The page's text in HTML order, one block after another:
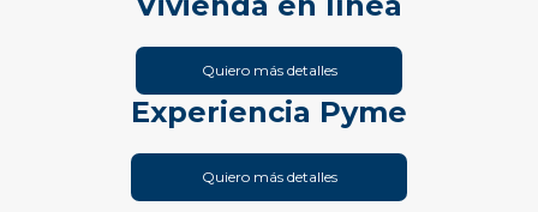
Quiero más detalles
Experiencia Pyme
Quiero más detalles